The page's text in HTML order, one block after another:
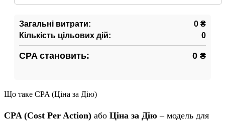
Загальні витрати:
0 ₴
Кількість цільових дій:
0
CPA становить: 0 ₴
Що таке CPA (Ціна за Дію)
CPA (Cost Per Action) або Ціна за Дію – модель для